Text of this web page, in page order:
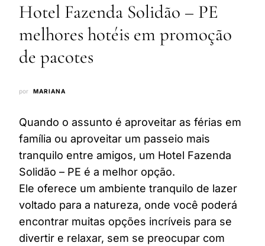
Hotel Fazenda Solidão – PE
melhores hotéis em promoção
de pacotes
por MARIANA
Quando o assunto é aproveitar as férias em
família ou aproveitar um passeio mais
tranquilo entre amigos, um Hotel Fazenda
Solidão – PE é a melhor opção.
Ele oferece um ambiente tranquilo de lazer
voltado para a natureza, onde você poderá
encontrar muitas opções incríveis para se
divertir e relaxar, sem se preocupar com